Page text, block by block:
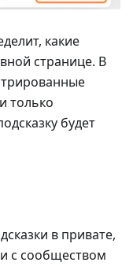
какие
странице. В
только
будет
в привате,
с сообществом